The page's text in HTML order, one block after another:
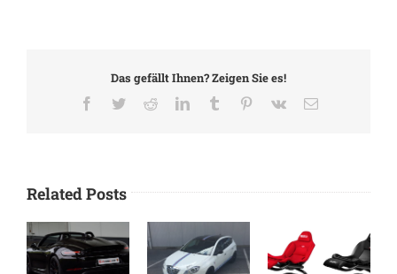
Das gefällt Ihnen? Zeigen Sie es!
Facebook
TwitterRedditLinkedInTumblr Pinterest
Vk Email
Related Posts